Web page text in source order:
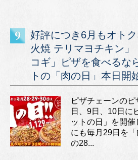
好評につき6月もオト
火焼 テリマヨチキン
コギ」ピザを食べるな
トの「肉の日」本日開
ピザチェーンの
日、9日、10日に
ットの日」を開
にも毎月29日を
の28...